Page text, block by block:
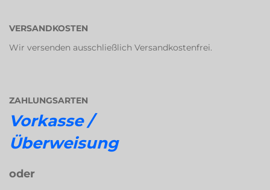
VERSANDKOSTEN
Wir versenden ausschließlich Versandkostenfrei.
ZAHLUNGSARTEN
Vorkasse /
Überweisung
oder